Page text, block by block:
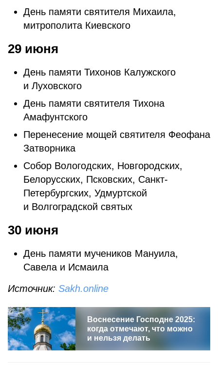
День памяти святителя Михаила,
митрополита Киевского
29 июня
День памяти Тихонов Калужского
и Луховского
День памяти святителя Тихона
Амафунтского
Перенесение мощей святителя Феофана
Затворника
Собор Вологодских, Новгородских,
Белорусских, Псковских, Санкт-
Петербургских, Удмуртской
и Волгоградской святых
30 июня
День памяти мучеников Мануила,
Савела и Исмаила
Источник: Sakh.online
Воснесение Господне 2025:
когда отмечают, что можно
и нельзя делать